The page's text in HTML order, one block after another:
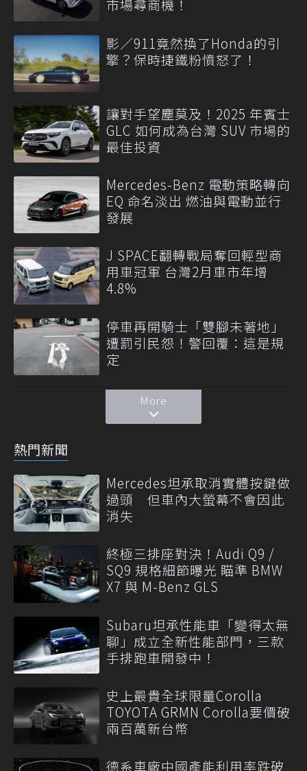
市場尋商機！
影／911竟然換了Honda的引
擎？保時捷鐵粉憤怒了！
讓對手望塵莫及！2025 年賓士
GLC 如何成為台灣 SUV 市場的
最佳投資
Mercedes-Benz 電動策略轉向
EQ 命名淡出 燃油與電動並行
發展
J SPACE翻轉戰局奪回輕型商
用車冠軍 台灣2月車市年增
4.8%
停車再開騎士「雙腳未著地」
遭罰引民怨！警回覆：這是規
定
More
熱門新聞
Mercedes坦承取消實體按鍵做
過頭 但車內大螢幕不會因此
消失
終極三排座對決！Audi Q9 /
SQ9 規格細節曝光 瞄準 BMW
X7 與 M-Benz GLS
Subaru坦承性能車「變得太無
聊」成立全新性能部門，三款
手排跑車開發中！
史上最貴全球限量Corolla
TOYOTA GRMN Corolla要價破
兩百萬新台幣
德系車廠中國產能利用率跌破